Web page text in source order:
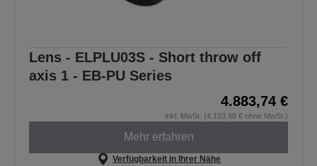
Lens - ELPLU03S - Short throw off
axis 1 - EB-PU Series
4.883,74 €
inkl. MwSt. (4.103,98 € ohne MwSt.)
Mehr erfahren
Verfügbarkeit in Ihrer Nähe